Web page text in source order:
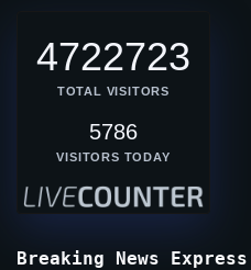
4722723
TOTAL VISITORS
5786
VISITORS TODAY
Breaking News Express